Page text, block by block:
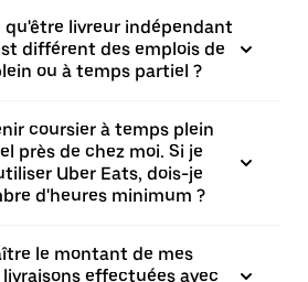
qu'être livreur indépendant
différent des emplois de
ou à temps partiel ?
coursier à temps plein
près de chez moi. Si je
Uber Eats, dois-je
d'heures minimum ?
le montant de mes
effectuées avec